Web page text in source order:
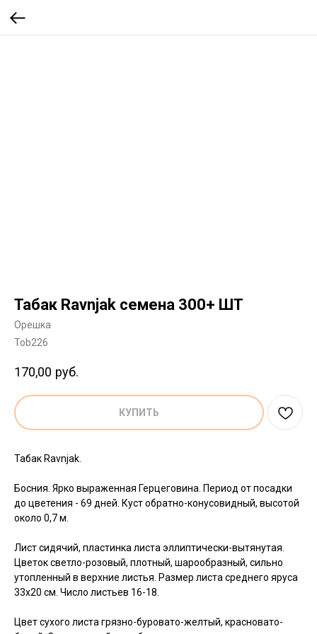
Табак Ravnjak семена 300+ ШТ
Орешка
Tob226
170,00 руб.
КУПИТЬ
Табак Ravnjak.
Босния. Ярко выраженная Герцеговина. Пе­риод от посадки
до цветения - 69 дней. Куст обратно-конусовидный, высотой
около 0,7 м.
Лист сидячий, пластинка листа эллиптически-вытянутая.
Цветок светло-розовый, плотный, шарообразный, сильно
утопленный в верхние листья. Размер листа среднего яруса
33х20 см. Число листьев 16-18.
Цвет сухого листа грязно-буровато-желтый, краснова­то-